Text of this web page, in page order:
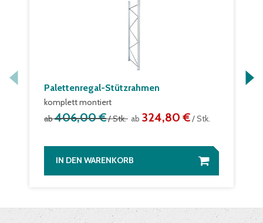
Palettenregal-Stützrahmen
komplett montiert
ab406,00 €/ Stk. ab 324,80 €/ Stk.
IN DEN WARENKORB